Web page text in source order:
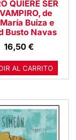
QUIERE SER
de
Buiza e
Busto Navas
16,50 €
AL CARRITO